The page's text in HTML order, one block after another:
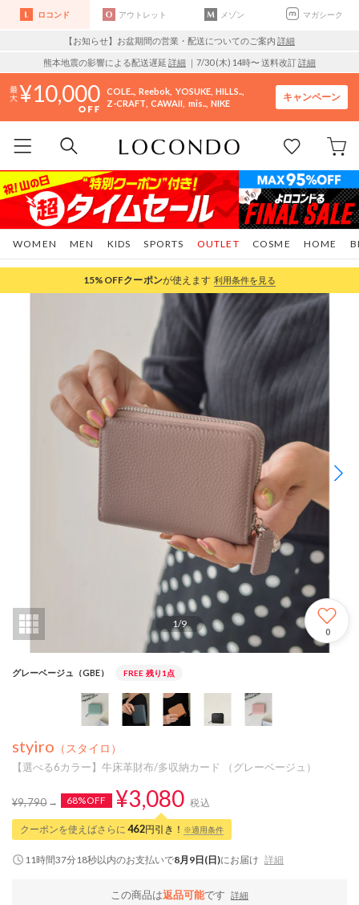
ロコンド アウトレット メゾン マガシーク
【お知らせ】お盆期間の営業・配送についてのご案内 詳細
熊本地震の影響による配送遅延 詳細 ｜7/30 (木) 14時〜 送料改訂詳細
10,000 COLE.. Reebok YOSUKE HILLS..
Z-CRAFT CAWAII mis.. NIKE
キャンペーン
WOMEN MEN KIDS SPORTS COSME HOME
OUTLET
15%OFFクーポンが使えます 利用条件を見る
1/9
0
グレーベージュ（GBE） FREE 残り1点
styiro （スタイロ）
【選べる6カラー】牛床革財布/多収納カード （グレーベージュ）
¥9,790 68%OFF ¥3,080 税込
クーポンを使えばさらに 462円引き！ ※適用条件
11時間37分17秒以内のお支払いで8月9日(日)にお届け 詳細
この商品は返品可能です
詳細